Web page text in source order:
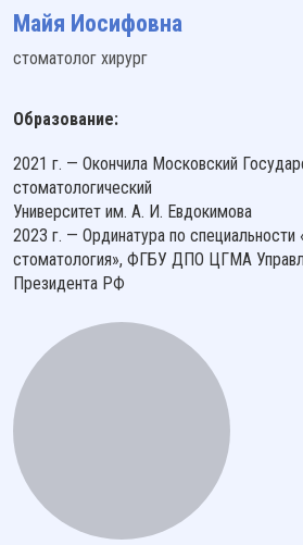
Майя Иосифовна
стоматолог хирург
Образование:
2021 г. — Окончила Московский
стоматологический
Университет им. А. И. Евдокимова
2023 г. — Ординатура по специальности
стоматология», ФГБУ ДПО ЦГМА
Президента РФ